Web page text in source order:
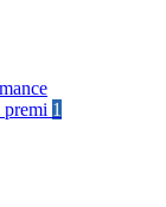
premi 1